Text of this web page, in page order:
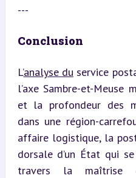
---
Conclusion
L’analyse du service
l’axe Sambre-et-
et la profondeur des
dans une région-
affaire logistique, la
dorsale d’un État qui
travers la maîtrise